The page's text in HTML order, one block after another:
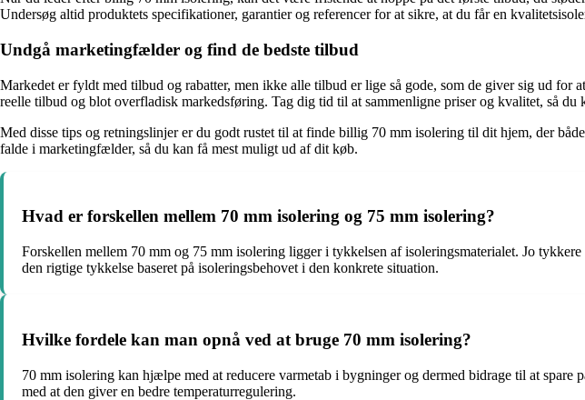
Undersøg altid produktets specifikationer, garantier og referencer for at sikre, at du får en
Undgå marketingfælder og find de bedste tilbud
Markedet er fyldt med tilbud og rabatter, men ikke alle tilbud er lige så gode, som de giver sig ud
reelle tilbud og blot overfladisk markedsføring. Tag dig tid til at sammenligne priser og kvalitet, så du
Med disse tips og retningslinjer er du godt rustet til at finde billig 70 mm isolering til dit hjem, der
falde i marketingfælder, så du kan få mest muligt ud af dit køb.
Hvad er forskellen mellem 70 mm isolering og 75 mm isolering?
Forskellen mellem 70 mm og 75 mm isolering ligger i tykkelsen af isoleringsmaterialet. Jo
den rigtige tykkelse baseret på isoleringsbehovet i den konkrete situation.
Hvilke fordele kan man opnå ved at bruge 70 mm isolering?
70 mm isolering kan hjælpe med at reducere varmetab i bygninger og dermed bidrage til at
med at den giver en bedre temperaturregulering.